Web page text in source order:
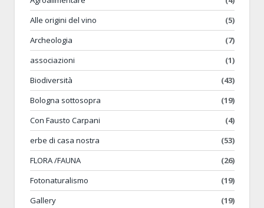
Alle origini del vino
(5)
Archeologia
(7)
associazioni
(1)
Biodiversità
(43)
Bologna sottosopra
(19)
Con Fausto Carpani
(4)
erbe di casa nostra
(53)
FLORA /FAUNA
(26)
Fotonaturalismo
(19)
Gallery
(19)